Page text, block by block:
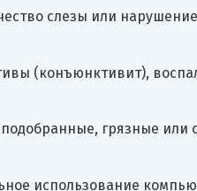
слезы или
(конъюнктивит),
грязные или
использование